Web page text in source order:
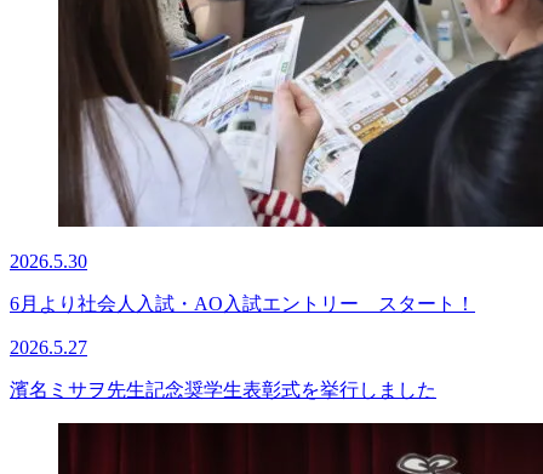
2026.5.30
6月より社会人入試・AO入試エントリー スタート！
2026.5.27
濱名ミサヲ先生記念奨学生表彰式を挙行しました